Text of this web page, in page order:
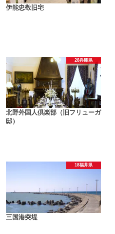
伊能忠敬旧宅
28兵庫県
北野外国人倶楽部（旧フリューガ
邸）
18福井県
三国港突堤